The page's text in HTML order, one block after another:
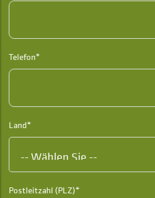
Telefon*
Land*
Postleitzahl (PLZ)*